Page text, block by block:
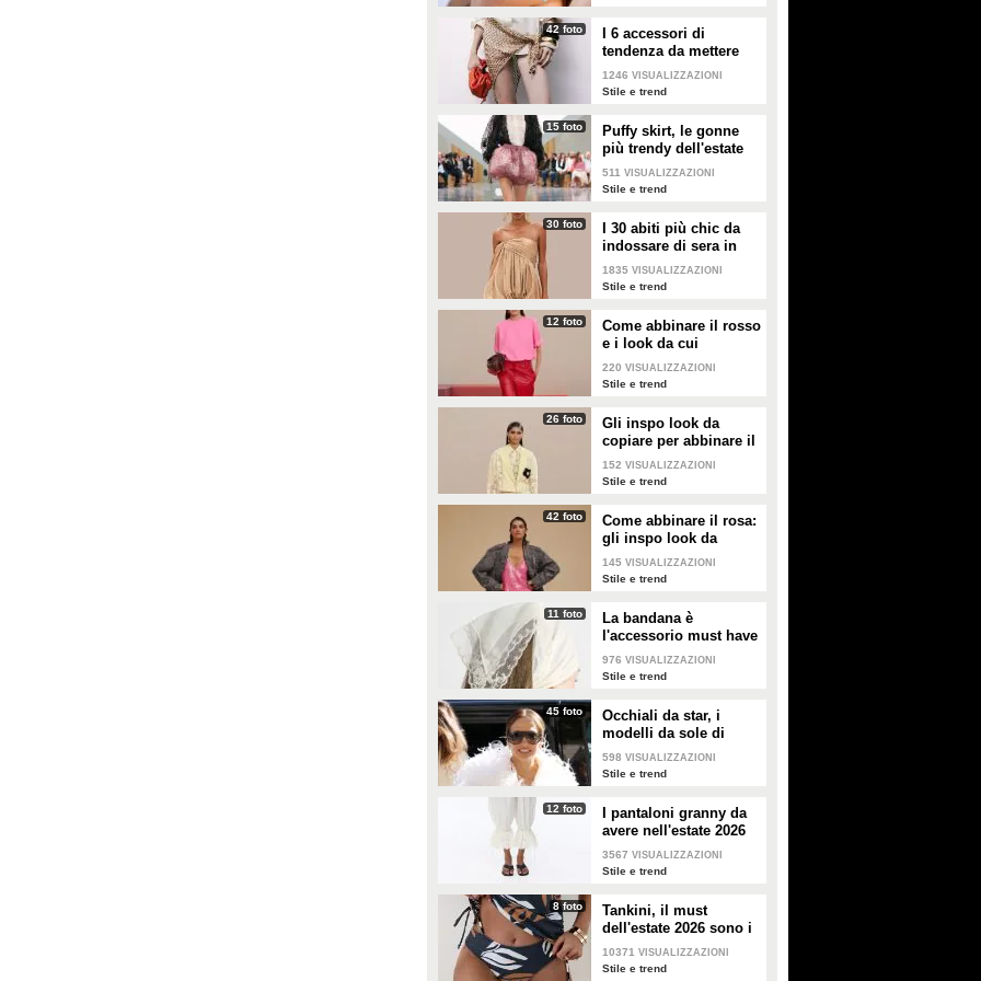
42 foto
I 6 accessori di
tendenza da mettere
nella valigia dell'estate
2026
1246 VISUALIZZAZIONI
Stile e trend
15 foto
Puffy skirt, le gonne
più trendy dell'estate
2026 sono quelle a
palloncino
511 VISUALIZZAZIONI
Stile e trend
30 foto
I 30 abiti più chic da
indossare di sera in
estate
1835 VISUALIZZAZIONI
Stile e trend
12 foto
Come abbinare il rosso
e i look da cui
prendere ispirazione
220 VISUALIZZAZIONI
Stile e trend
26 foto
Gli inspo look da
copiare per abbinare il
giallo
152 VISUALIZZAZIONI
Stile e trend
42 foto
Come abbinare il rosa:
gli inspo look da
copiare
145 VISUALIZZAZIONI
Stile e trend
11 foto
La bandana è
l'accessorio must have
dell'estate 2026: i
modelli di tendenza
976 VISUALIZZAZIONI
Stile e trend
45 foto
Occhiali da star, i
modelli da sole di
tendenza per l'estate
2026
598 VISUALIZZAZIONI
Stile e trend
12 foto
I pantaloni granny da
avere nell'estate 2026
3567 VISUALIZZAZIONI
Stile e trend
8 foto
Tankini, il must
dell'estate 2026 sono i
costumi con la canotta
10371 VISUALIZZAZIONI
Stile e trend
modo per far parlare negli ultimi
ottobre scorso: “Affermazioni
pronunciate alle 24.36, non
configurano violazione”.